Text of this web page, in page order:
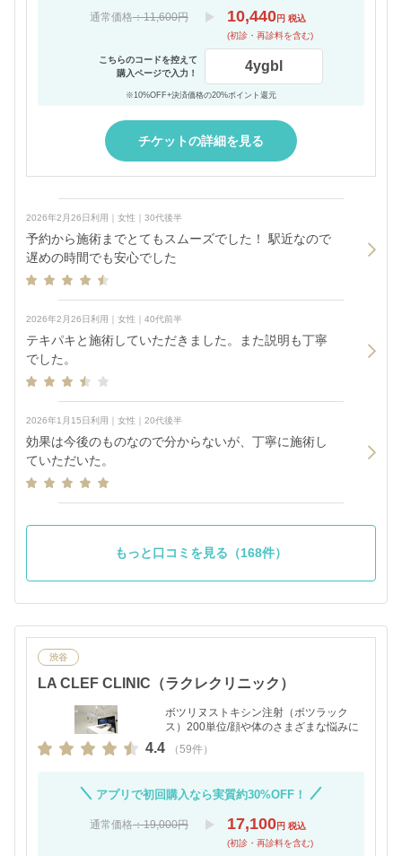
通常価格：11,600円 10,440円 税込
(初診・再診料を含む)
こちらのコードを控えて
購入ページで入力！
4ygbl
※10%OFF+決済価格の20%ポイント還元
チケットの詳細を見る
2026年2月26日利用｜女性｜30代後半
予約から施術までとてもスムーズでした！ 駅近なので
遅めの時間でも安心でした
2026年2月26日利用｜女性｜40代前半
テキパキと施術していただきました。また説明も丁寧
でした。
2026年1月15日利用｜女性｜20代後半
効果は今後のものなので分からないが、丁寧に施術し
ていただいた。
もっと口コミを見る（168件）
渋谷
LA CLEF CLINIC（ラクレクリニック）
ボツリヌストキシン注射（ボツラック
ス）200単位/顔や体のさまざまな悩みに
4.4 （59件）
アプリで初回購入なら実質約30%OFF！
通常価格：19,000円 17,100円 税込
(初診・再診料を含む)